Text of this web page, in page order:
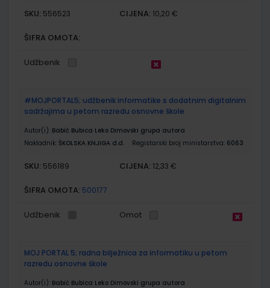
SKU: 556523 CIJENA: 10,20 €
ŠIFRA OMOTA:
Udžbenik
#MOJPORTAL5; udžbenik informatike s dodatnim digitalnim
sadržajima u petom razredu osnovne škole
Autor(i): Babić Bubica Leko Dimovski grupa autora
Nakladnik: ŠKOLSKA KNJIGA d.d. Registarski broj ministarstva: 6063
SKU: 556189 CIJENA: 12,33 €
ŠIFRA OMOTA: 500177
Udžbenik Omot
MOJ PORTAL 5; radna bilježnica za informatiku u petom
razredu osnovne škole
Autor(i): Babić Bubica Leko Dimovski grupa autora